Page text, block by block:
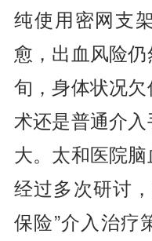
纯使用密网支
愈，出血风险
旬，身体状况
术还是普通介
大。太和医院
经过多次研讨
保险”介入治